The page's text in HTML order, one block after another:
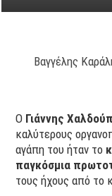
Βαγγέλης
Ο Γιάννης
καλύτερους
αγάπη του ήταν το
παγκόσμια
τους ήχους από το